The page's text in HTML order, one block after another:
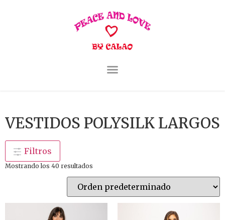
VESTIDOS POLYSILK LARGOS
Filtros
Mostrando los 40 resultados